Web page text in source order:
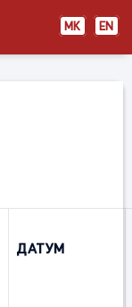
МК EN
ДАТУМ